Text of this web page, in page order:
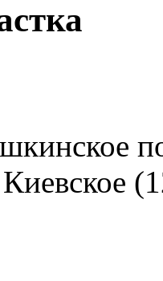
Киевское